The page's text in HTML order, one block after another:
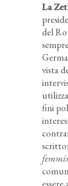
La
del
vista
fini
scritto: